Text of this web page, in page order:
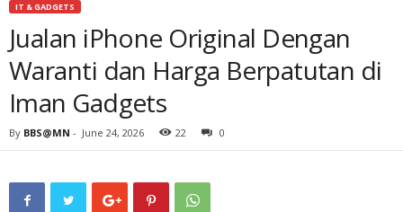
IT & GADGETS
Jualan iPhone Original Dengan
Waranti dan Harga Berpatutan di
Iman Gadgets
By BBS@MN - June 24, 2026 22 0